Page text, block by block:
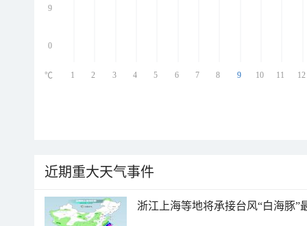
9
0
1 2 3 4 5 6 7 8 9 10 11 12
℃
近期重大天气事件
浙江上海等地将承接台风“白海豚”